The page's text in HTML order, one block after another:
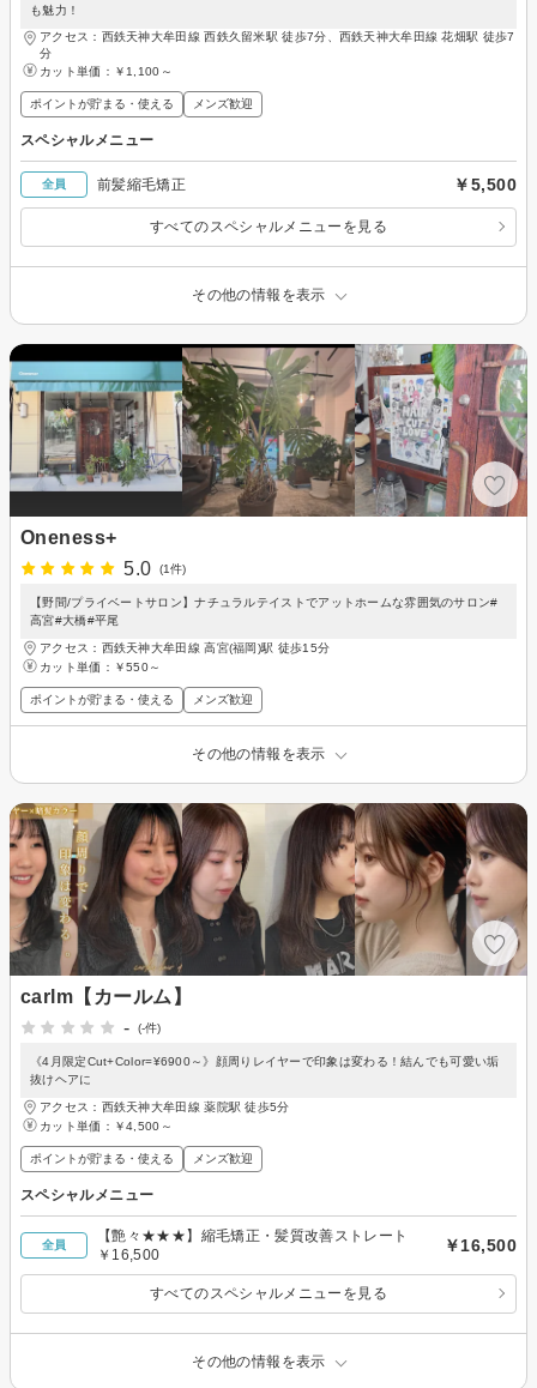
も魅力！
アクセス：西鉄天神大牟田線 西鉄久留米駅 徒歩7分、西鉄天神大牟田線 花畑駅 徒歩7
分
カット単価： ￥1,100～
ポイントが貯まる・使える メンズ歓迎
スペシャルメニュー
全員 前髪縮毛矯正 ￥5,500
すべてのスペシャルメニューを見る
その他の情報を表示
Oneness+
5.0
(1件)
【野間/プライベートサロン】ナチュラルテイストでアットホームな雰囲気のサロン#
高宮#大橋#平尾
アクセス：西鉄天神大牟田線 高宮(福岡)駅 徒歩15分
カット単価： ￥550～
ポイントが貯まる・使える メンズ歓迎
その他の情報を表示
carlm【カールム】
-
(-件)
《4月限定Cut+Color=¥6900～》顔周りレイヤーで印象は変わる！結んでも可愛い垢
抜けヘアに
アクセス：西鉄天神大牟田線 薬院駅 徒歩5分
カット単価： ￥4,500～
ポイントが貯まる・使える メンズ歓迎
スペシャルメニュー
全員
【艶々★★★】縮毛矯正・髪質改善ストレート
￥16,500
￥16,500
すべてのスペシャルメニューを見る
その他の情報を表示